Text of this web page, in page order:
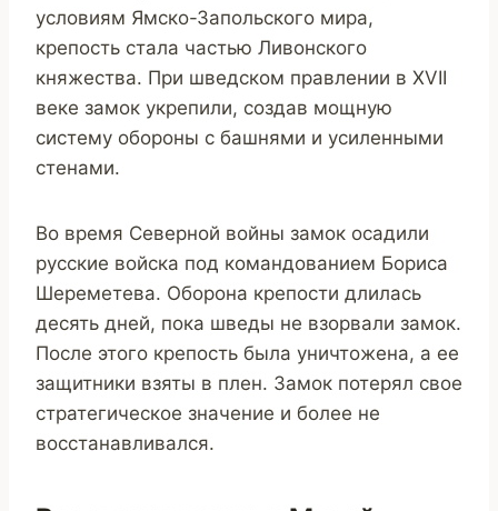
условиям Ямско-Запольского мира,
крепость стала частью Ливонского
княжества. При шведском правлении в XVII
веке замок укрепили, создав мощную
систему обороны с башнями и усиленными
стенами.
Во время Северной войны замок осадили
русские войска под командованием Бориса
Шереметева. Оборона крепости длилась
десять дней, пока шведы не взорвали замок.
После этого крепость была уничтожена, а ее
защитники взяты в плен. Замок потерял свое
стратегическое значение и более не
восстанавливался.